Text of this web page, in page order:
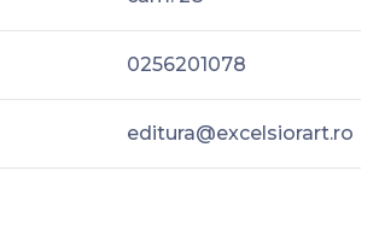
0256201078
editura@excelsiorart.ro